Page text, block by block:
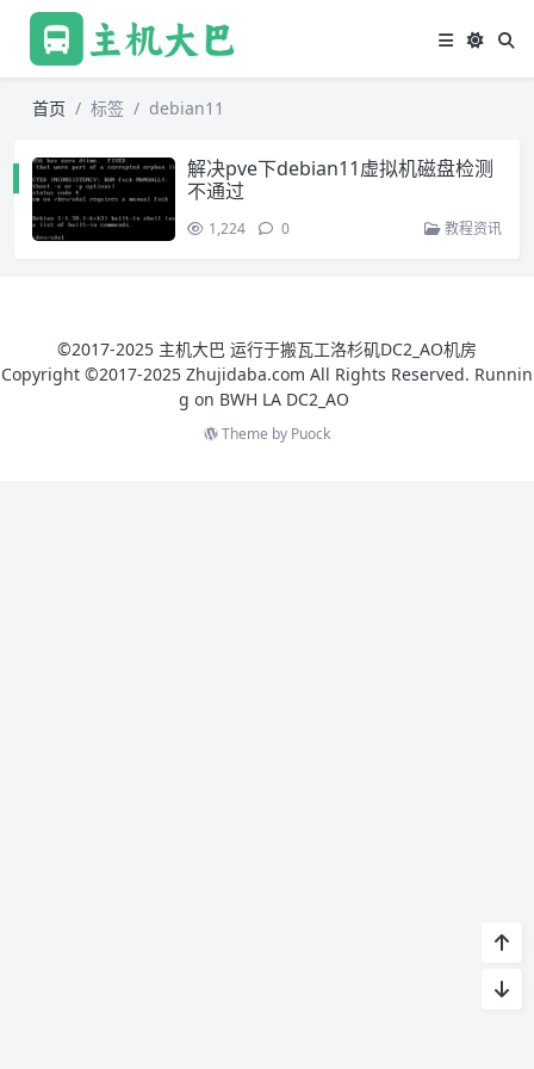
首页 标签 debian11
解决pve下debian11虚拟机磁盘检测
不通过
1,224 0 教程资讯
©2017-2025 主机大巴 运行于搬瓦工洛杉矶DC2_AO机房
Copyright ©2017-2025 Zhujidaba.com All Rights Reserved. Runnin
g on BWH LA DC2_AO
Theme by Puock